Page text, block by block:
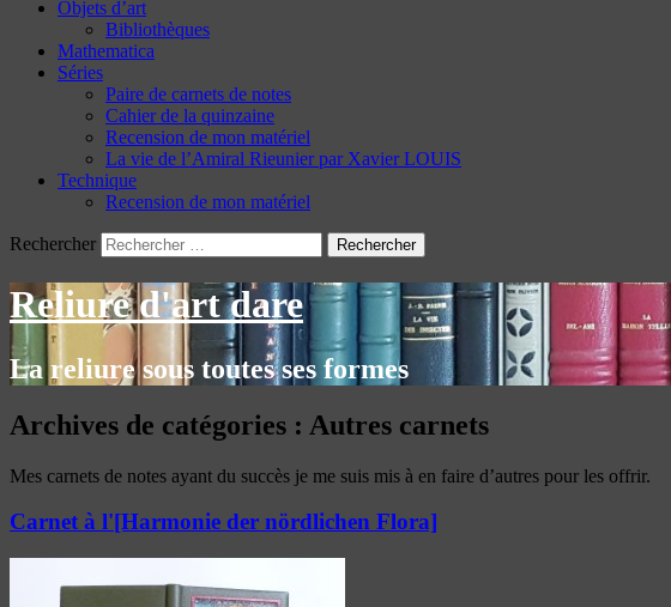
Objets d’art
Bibliothèques
Mathematica
Séries
Paire de carnets de notes
Cahier de la quinzaine
Recension de mon matériel
La vie de l’Amiral Rieunier par Xavier LOUIS
Technique
Recension de mon matériel
Rechercher
Reliure d'art dare
La reliure sous toutes ses formes
Archives de catégories : Autres carnets
Mes carnets de notes ayant du succès je me suis mis à en faire d’autres pour les offrir.
Carnet à l'[Harmonie der nördlichen Flora]